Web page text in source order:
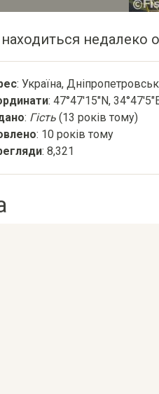
недалеко
: Україна,
: 47°47'15"N,
: Гість (13 років тому)
: 10 років тому
: 8,321